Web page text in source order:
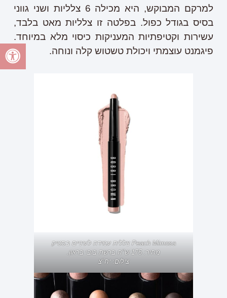
למרקם המבוקש, היא מכילה 6 צלליות ושני גווני
בסיס בגודל כפול. בפלטה זו צלליות מאט בלבד,
עשירות וקטיפתיות המעניקות כיסוי מלא במיוחד.
פיגמנט עוצמתי ויכולת טשטוש קלה ונוחה.
Peach Mimosa צללית עמידה לעיניים בסטיק
מחיר: 175 ש"ח ברשת בובי בראון.
צילום: יח"צ